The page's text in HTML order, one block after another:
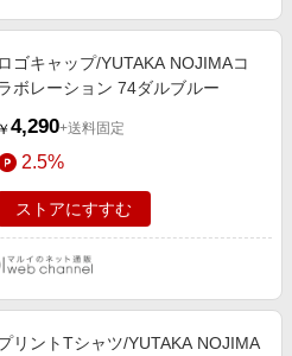
ロゴキャップ/YUTAKA NOJIMAコ
ボレーション 74ダルブルー
￥ 4,290+送料固定
2.5%
ストアにすすむ
リントTシャツ/YUTAKA NOJIMA